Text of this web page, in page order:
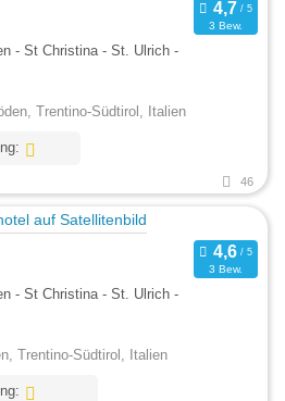
3 Bew.
- St Christina - St. Ulrich -
Trentino-Südtirol, Italien
46
3 Bew.
- St Christina - St. Ulrich -
Trentino-Südtirol, Italien